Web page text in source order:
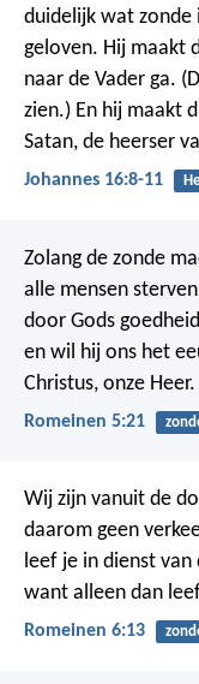
duidelijk wat zonde
geloven. Hij maakt
naar de Vader ga.
zien.) En hij maakt
Satan, de heerser
Johannes 16:8-11
Zolang de zonde
alle mensen
door Gods
en wil hij ons het
Christus, onze Heer.
Romeinen 5:21
Wij zijn vanuit de
daarom geen
leef je in dienst
want alleen dan
Romeinen 6:13